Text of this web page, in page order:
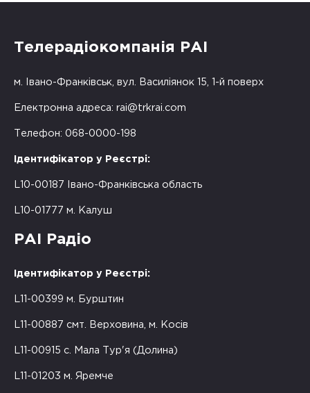
Телерадіокомпанія РАІ
м. Івано-Франківськ, вул. Василіянок 15, 1-й поверх
Електронна адреса: rai@trkrai.com
Телефон: 068-0000-198
Ідентифікатор у Реєстрі:
L10-00187 Івано-Франківська область
L10-01777 м. Калуш
РАІ Радіо
Ідентифікатор у Реєстрі:
L11-00399 м. Бурштин
L11-00887 смт. Верховина, м. Косів
L11-00915 с. Мала Тур'я (Долина)
L11-01203 м. Яремче